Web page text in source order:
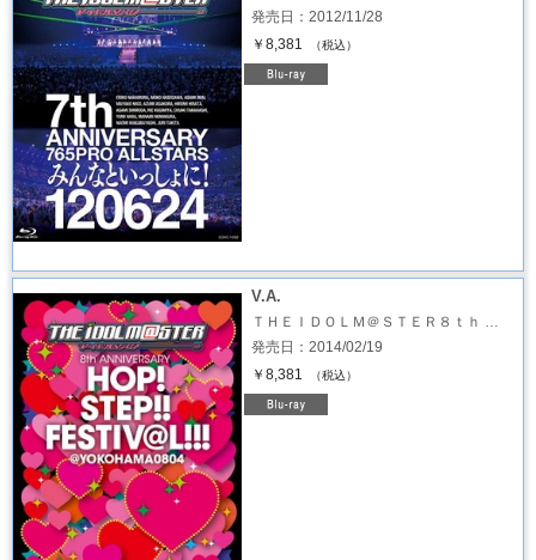
発売日：2012/11/28
￥8,381
（税込）
V.A.
ＴＨＥＩＤＯＬＭ＠ＳＴＥＲ８ｔｈ …
発売日：2014/02/19
￥8,381
（税込）